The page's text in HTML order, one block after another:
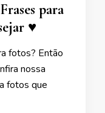
para
♥
fotos? Então
nossa
fotos que